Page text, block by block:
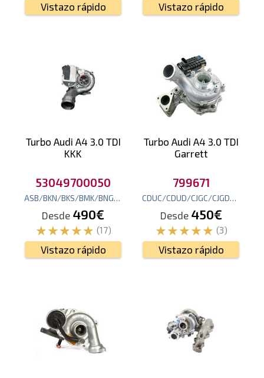
Vistazo rápido Vistazo rápido
Turbo Audi A4 3.0 TDI
KKK
53049700050
ASB/BKN/BKS/BMK/BNG/ cv (150kw)
Desde 490€
(17)
Vistazo rápido
Turbo Audi A4 3.0 TDI
Garrett
799671
CDUC/CDUD/CJGC/CJGD/
Desde 450€
(3)
Vistazo rápido